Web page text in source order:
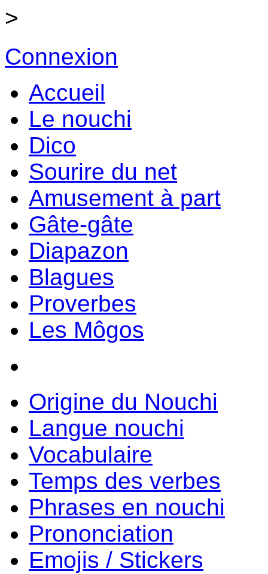
>
Connexion
Accueil
Le nouchi
Dico
Sourire du net
Amusement à part
Gâte-gâte
Diapazon
Blagues
Proverbes
Les Môgos
Origine du Nouchi
Langue nouchi
Vocabulaire
Temps des verbes
Phrases en nouchi
Prononciation
Emojis / Stickers